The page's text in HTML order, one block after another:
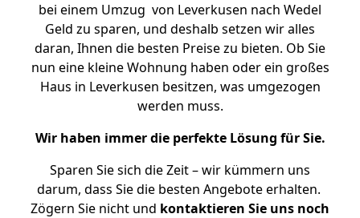
bei einem Umzug von Leverkusen nach Wedel
Geld zu sparen, und deshalb setzen wir alles
daran, Ihnen die besten Preise zu bieten. Ob Sie
nun eine kleine Wohnung haben oder ein großes
Haus in Leverkusen besitzen, was umgezogen
werden muss.
Wir haben immer die perfekte Lösung für Sie.
Sparen Sie sich die Zeit – wir kümmern uns
darum, dass Sie die besten Angebote erhalten.
Zögern Sie nicht und kontaktieren Sie uns noch